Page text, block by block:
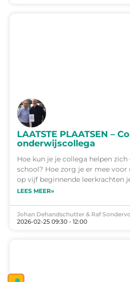
LAATSTE PLAATSEN –
onderwijscollega
Hoe kun je je collega helpen
school? Hoe zorg je er mee
op vijf beginnende leerkrachten
LEES MEER»
Johan Dehandschutter & Raf
2026-02-25 09:30 - 12:00